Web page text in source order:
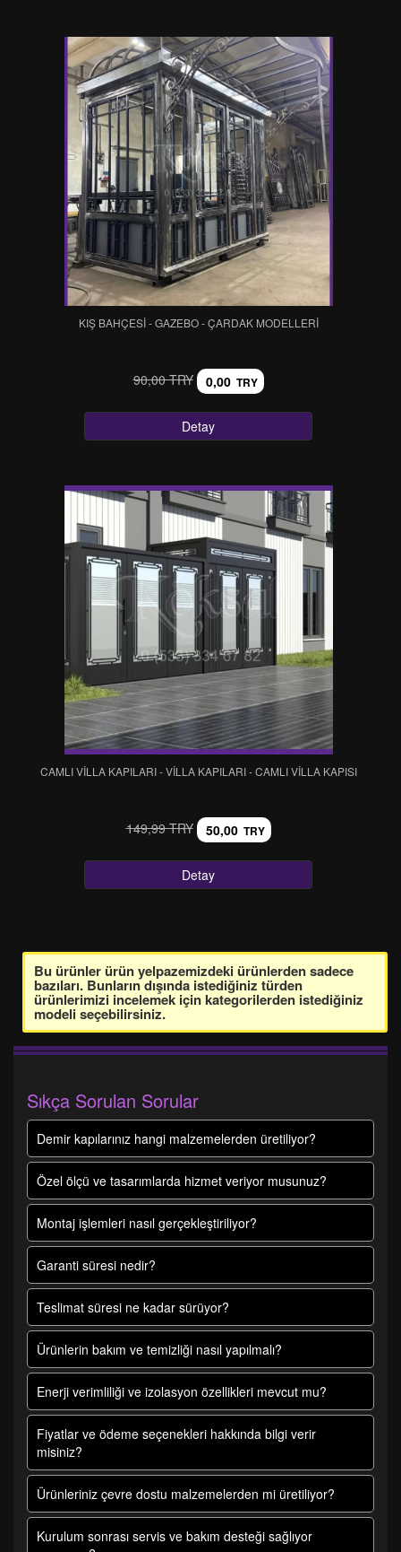
KIŞ BAHÇESİ - GAZEBO - ÇARDAK MODELLERİ
90,00 TRY 0,00 TRY
Detay
CAMLI VİLLA KAPILARI - VİLLA KAPILARI - CAMLI VİLLA KAPISI
149,99 TRY 50,00 TRY
Detay
Bu ürünler ürün yelpazemizdeki ürünlerden sadece
bazıları. Bunların dışında istediğiniz türden
ürünlerimizi incelemek için kategorilerden istediğiniz
modeli seçebilirsiniz.
Sıkça Sorulan Sorular
Demir kapılarınız hangi malzemelerden üretiliyor?
Özel ölçü ve tasarımlarda hizmet veriyor musunuz?
Montaj işlemleri nasıl gerçekleştiriliyor?
Garanti süresi nedir?
Teslimat süresi ne kadar sürüyor?
Ürünlerin bakım ve temizliği nasıl yapılmalı?
Enerji verimliliği ve izolasyon özellikleri mevcut mu?
Fiyatlar ve ödeme seçenekleri hakkında bilgi verir
misiniz?
Ürünleriniz çevre dostu malzemelerden mi üretiliyor?
Kurulum sonrası servis ve bakım desteği sağlıyor